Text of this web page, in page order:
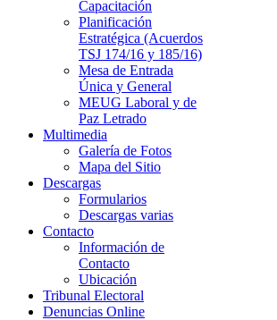
Capacitación
Planificación
Estratégica (Acuerdos
TSJ 174/16 y 185/16)
Mesa de Entrada
Única y General
MEUG Laboral y de
Paz Letrado
Multimedia
Galería de Fotos
Mapa del Sitio
Descargas
Formularios
Descargas varias
Contacto
Información de
Contacto
Ubicación
Tribunal Electoral
Denuncias Online